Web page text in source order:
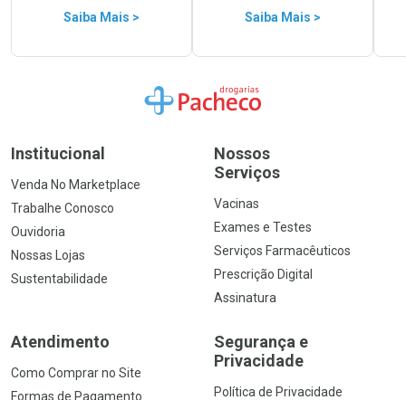
Saiba Mais > Saiba Mais >
Ir para a Home
Institucional
Venda No Marketplace
Trabalhe Conosco
Ouvidoria
Nossas Lojas
Sustentabilidade
Nossos
Serviços
Vacinas
Exames e Testes
Serviços Farmacêuticos
Prescrição Digital
Assinatura
Atendimento
Como Comprar no Site
Formas de Pagamento
Segurança e
Privacidade
Política de Privacidade